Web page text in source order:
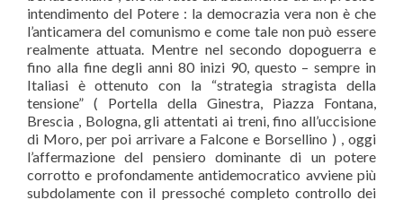
intendimento del Potere : la democrazia vera non è che
l’anticamera del comunismo e come tale non può essere
realmente attuata. Mentre nel secondo dopoguerra e
fino alla fine degli anni 80 inizi 90, questo – sempre in
Italiasi è ottenuto con la “strategia stragista della
tensione” ( Portella della Ginestra, Piazza Fontana,
Brescia , Bologna, gli attentati ai treni, fino all’uccisione
di Moro, per poi arrivare a Falcone e Borsellino ) , oggi
l’affermazione del pensiero dominante di un potere
corrotto e profondamente antidemocratico avviene più
subdolamente con il pressoché completo controllo dei